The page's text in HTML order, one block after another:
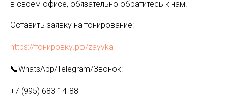
в своем офисе, обязательно обратитесь к нам!
Оставить заявку на тонирование:
https://тонировку.рф/zayvka
📞WhatsApp/Telegram/Звонок:
+7 (995) 683-14-88